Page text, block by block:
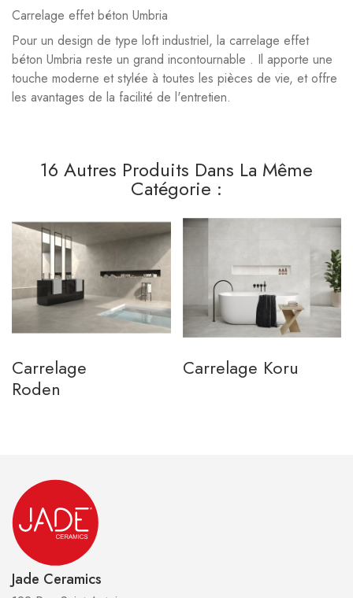
Carrelage effet béton Umbria
Pour un design de type loft industriel, la carrelage effet
béton Umbria reste un grand incontournable . Il apporte une
touche moderne et stylée à toutes les pièces de vie, et offre
les avantages de la facilité de l'entretien.
16 Autres Produits Dans La Même
Catégorie :
Carrelage
Roden
Carrelage Koru
Jade Ceramics